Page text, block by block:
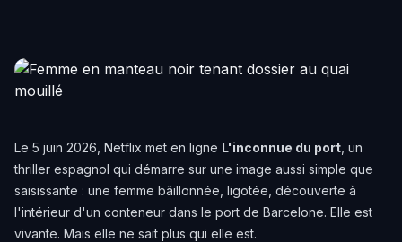
Le 5 juin 2026, Netflix met en ligne L'inconnue du port , un
thriller espagnol qui démarre sur une image aussi simple que
saisissante : une femme bâillonnée, ligotée, découverte à
l'intérieur d'un conteneur dans le port de Barcelone. Elle est
vivante. Mais elle ne sait plus qui elle est.